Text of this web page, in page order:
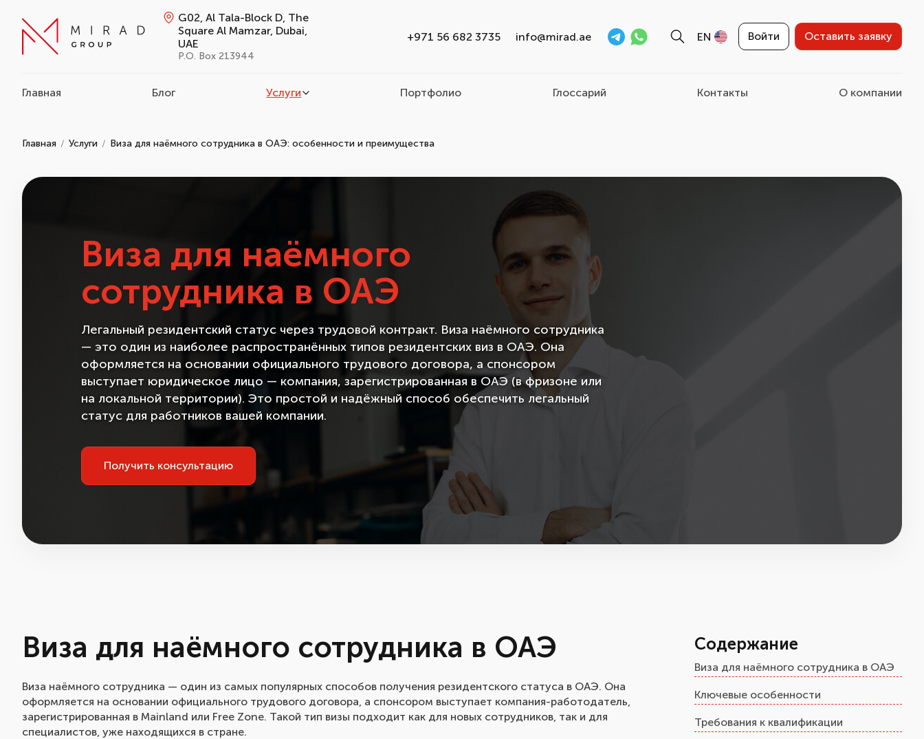
G02, Al Tala-Block D, The
Square Al Mamzar, Dubai,
UAE
P.O. Box 213944
+971 56 682 3735 info@mirad.ae EN Войти Оставить заявку
Главная Блог Услуги Портфолио Глоссарий Контакты О компании
Главная Услуги Виза для наёмного сотрудника в ОАЭ: особенности и преимущества
Виза для наёмного
сотрудника в ОАЭ
Легальный резидентский статус через трудовой контракт. Виза наёмного сотрудника
— это один из наиболее распространённых типов резидентских виз в ОАЭ. Она
оформляется на основании официального трудового договора, а спонсором
выступает юридическое лицо — компания, зарегистрированная в ОАЭ (в фризоне или
на локальной территории). Это простой и надёжный способ обеспечить легальный
статус для работников вашей компании.
Получить консультацию
Виза для наёмного сотрудника в ОАЭ
Виза наёмного сотрудника — один из самых популярных способов получения резидентского статуса в ОАЭ. Она
оформляется на основании официального трудового договора, а спонсором выступает компания-работодатель,
зарегистрированная в Mainland или Free Zone. Такой тип визы подходит как для новых сотрудников, так и для
специалистов, уже находящихся в стране.
Содержание
Виза для наёмного сотрудника в ОАЭ
Ключевые особенности
Требования к квалификации